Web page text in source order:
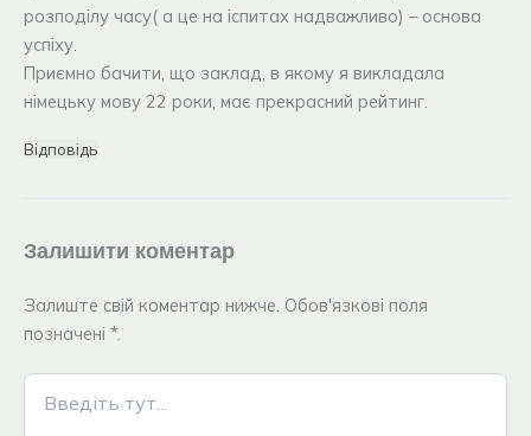
розподілу часу( а це на іспитах надважливо) – основа
успіху.
Приємно бачити, що заклад, в якому я викладала
німецьку мову 22 роки, має прекрасний рейтинг.
Відповідь
Залишити коментар
Залиште свій коментар нижче. Обов'язкові поля
позначені *.
Введіть
тут...